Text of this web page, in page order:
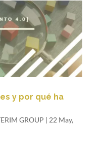
y por qué ha
GROUP | 22 May,